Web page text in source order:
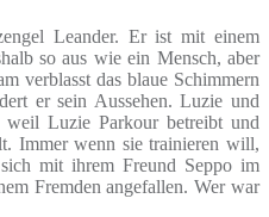
Leander. Er ist mit einem
so aus wie ein Mensch, aber
verblasst das blaue Schimmern
er sein Aussehen. Luzie und
weil Luzie Parkour betreibt und
Immer wenn sie trainieren will,
mit ihrem Freund Seppo im
Fremden angefallen. Wer war